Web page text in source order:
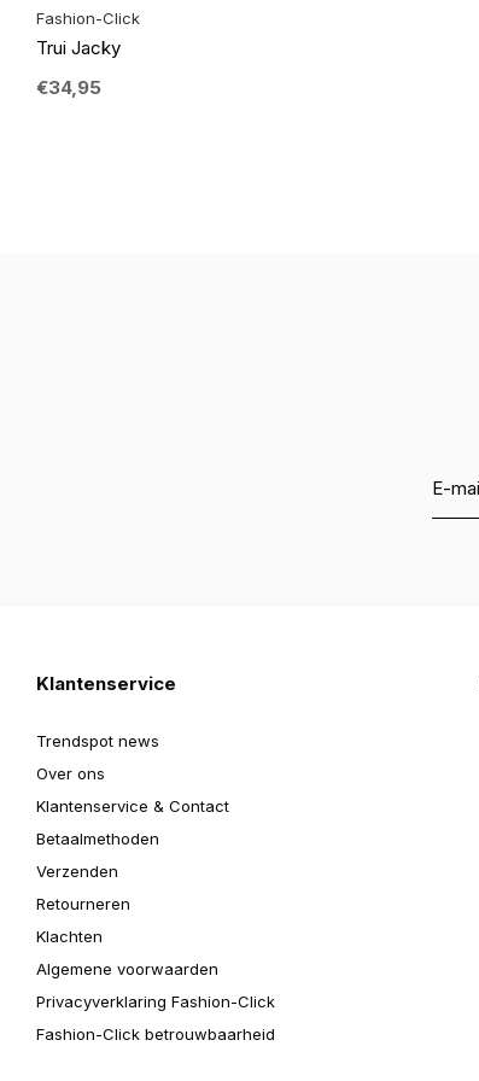
Fashion-Click
Trui Jacky
€34,95
Klantenservice
Trendspot news
Over ons
Klantenservice & Contact
Betaalmethoden
Verzenden
Retourneren
Klachten
Algemene voorwaarden
Privacyverklaring Fashion-Click
Fashion-Click betrouwbaarheid